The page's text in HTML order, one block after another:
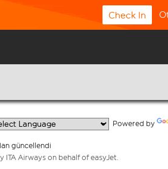
Check In
Powered by
güncellendi
Airways on behalf of easyJet.